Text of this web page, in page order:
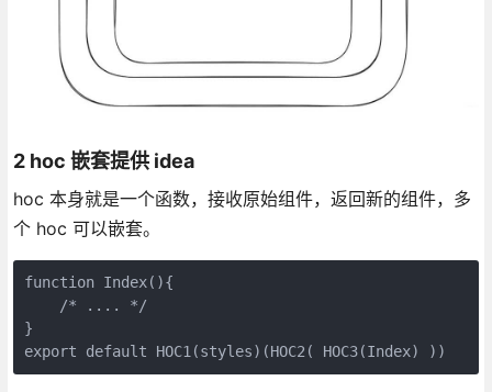
2 hoc 嵌套提供 idea
hoc 本身就是一个函数，接收原始组件，返回新的组件，多
个 hoc 可以嵌套。
function Index(){
    /* .... */
}